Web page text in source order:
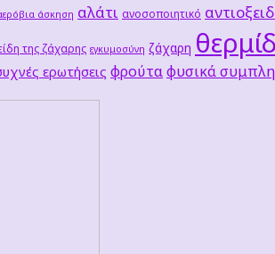
άσκηση αλάτι ανοσοποιητικό
της ζάχαρης εγκυμοσύνη ζάχαρη
ερωτήσεις φρούταφυσικά